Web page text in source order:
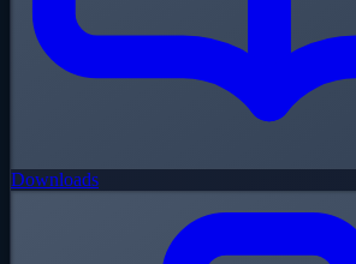
Downloads